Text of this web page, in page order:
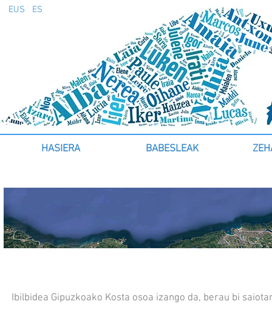
EUS ES
HASIERA BABESLEAK
Ibilbidea Gipuzkoako Kosta osoa izango da, berau bi